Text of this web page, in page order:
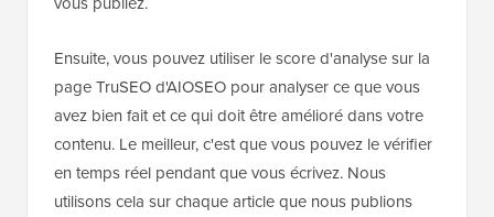
Ensuite, vous pouvez utiliser le score d'analyse sur la
page TruSEO d'AIOSEO pour analyser ce que vous
avez bien fait et ce qui doit être amélioré dans votre
contenu. Le meilleur, c'est que vous pouvez le vérifier
en temps réel pendant que vous écrivez. Nous
utilisons cela sur chaque article que nous publions